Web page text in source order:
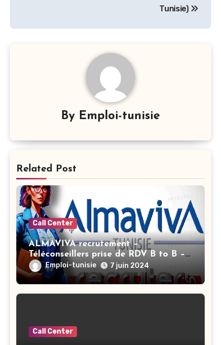
Tunisie)
By Emploi-tunisie
Related Post
Call Center
ALMAVIVA recrutement –
Téléconseillers prise de RDV B to B –
ArianaEmploi-tunisie 7 juin 2024
Call Center